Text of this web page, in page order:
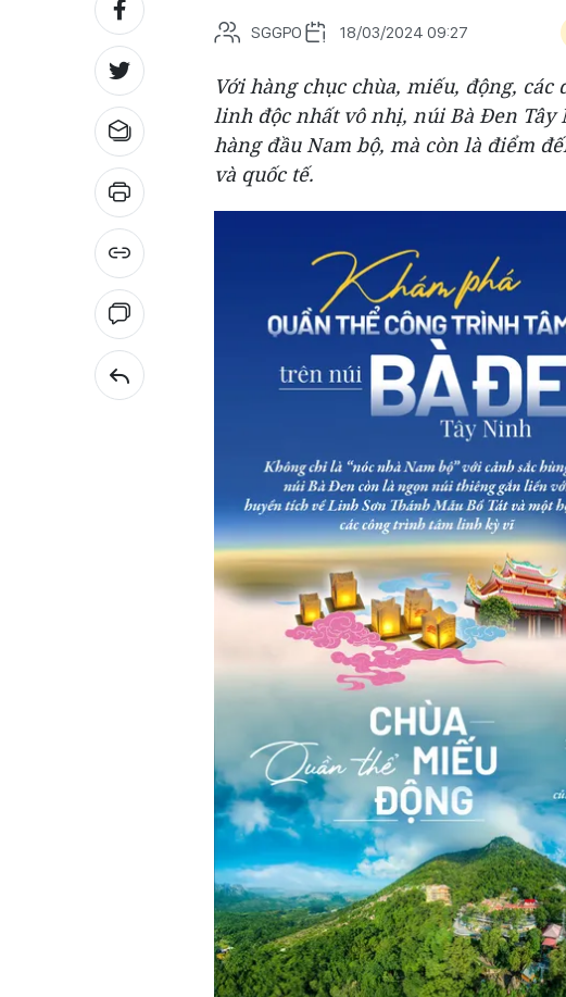
SGGPO 18/03/2024 09:27
Với hàng chục chùa, miếu, động,
linh độc nhất vô nhị, núi Bà Đen
hàng đầu Nam bộ, mà còn là điểm
và quốc tế.